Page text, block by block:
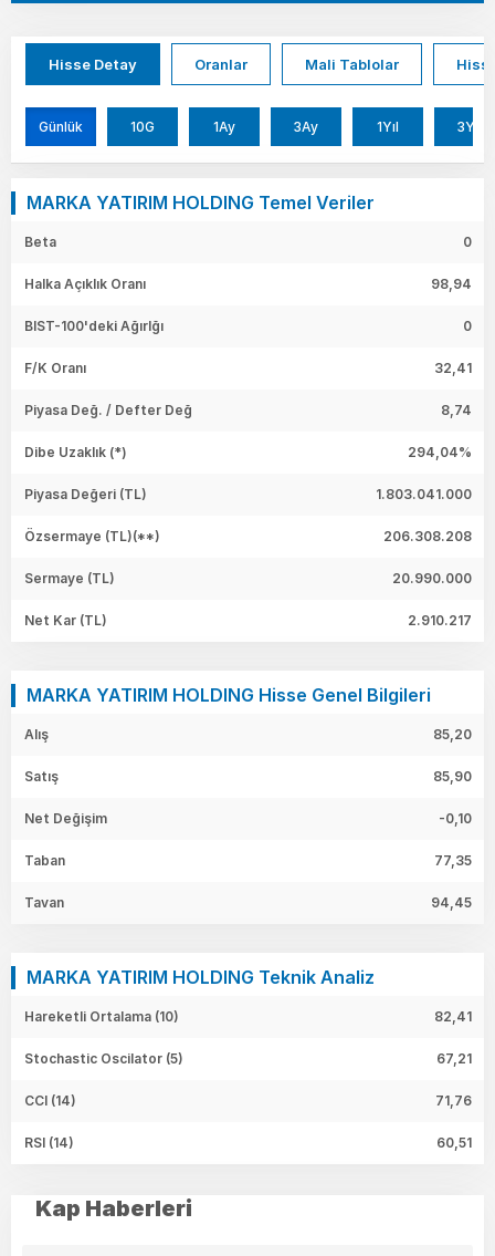
Hisse Detay Oranlar Mali Tablolar
Günlük 10G 1Ay 3Ay 1Yıl 3Yıl
MARKA YATIRIM HOLDING Temel Veriler
Beta 0
Halka Açıklık Oranı 98,94
BIST-100'deki Ağırlğı 0
F/K Oranı 32,41
Piyasa Değ. / Defter Değ 8,74
Dibe Uzaklık (*) 294,04%
Piyasa Değeri (TL) 1.803.041.000
Özsermaye (TL)(**) 206.308.208
Sermaye (TL) 20.990.000
Net Kar (TL) 2.910.217
MARKA YATIRIM HOLDING Hisse Genel Bilgileri
Alış 85,20
Satış 85,90
Net Değişim -0,10
Taban 77,35
Tavan 94,45
MARKA YATIRIM HOLDING Teknik Analiz
Hareketli Ortalama (10) 82,41
Stochastic Oscilator (5) 67,21
CCI (14) 71,76
RSI (14) 60,51
Kap Haberleri